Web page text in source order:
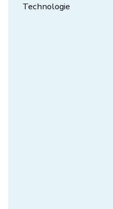
Technologie